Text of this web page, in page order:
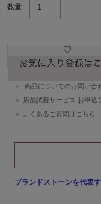
数量
商品についてのお問い合
店舗試着サービス お申込
よくあるご質問はこちら
ブランドストーンを代表